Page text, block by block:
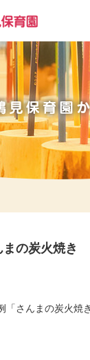
の炭火焼き
「さんまの炭火焼